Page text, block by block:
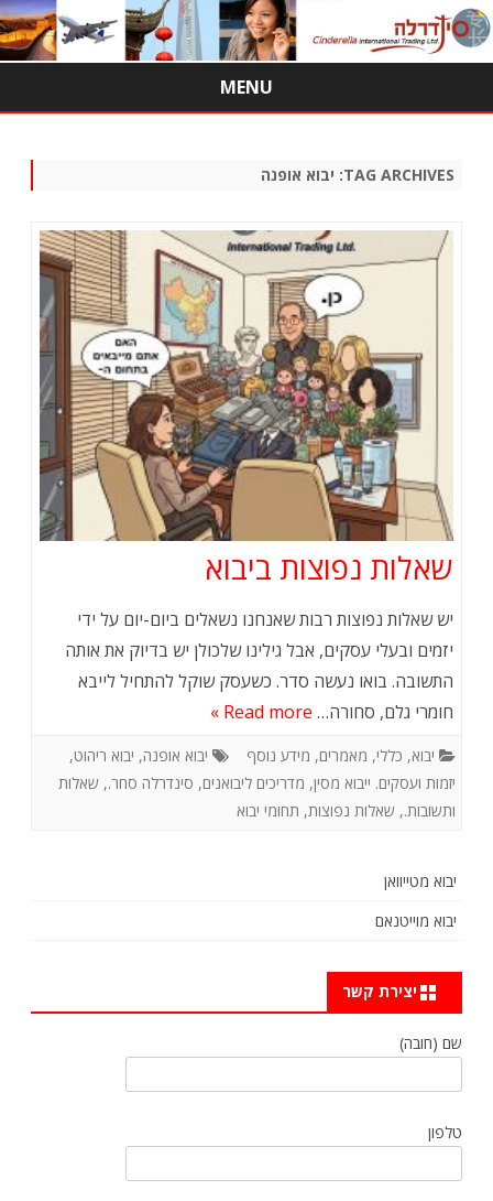
MENU
TAG ARCHIVES: יבוא אופנה
שאלות נפוצות ביבוא
יש שאלות נפוצות רבות שאנחנו נשאלים ביום-יום על ידי
יזמים ובעלי עסקים, אבל גילינו שלכולן יש בדיוק את אותה
התשובה. בואו נעשה סדר. כשעסק שוקל להתחיל לייבא
חומרי גלם, סחורה… Read more »
יבוא, כללי, מאמרים, מידע נוסף יבוא אופנה, יבוא ריהוט,
יזמות ועסקים. ייבוא מסין, מדריכים ליבואנים, סינדרלה סחר., שאלות
ותשובות., שאלות נפוצות, תחומי יבוא
יבוא מטייוואן
יבוא מוייטנאם
יצירת קשר
שם (חובה)
טלפון